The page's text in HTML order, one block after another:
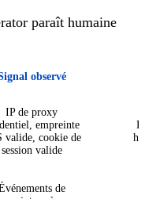
paraît humaine
observé
IP de proxy
empreinte
valide, cookie de
session valide
de